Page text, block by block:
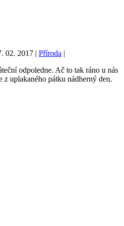
02. 2017 | Příroda |
odpoledne. Ač to tak ráno u nás
uplakaného pátku nádherný den.